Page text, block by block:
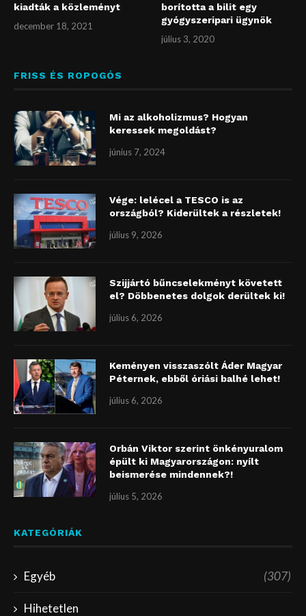
kiadták a közleményt
december 18, 2021
borította a bilit egy
gyógyszeripari ügynök
július 3, 2020
FRISS ÉS ROPOGÓS
Mi az alkoholizmus? Hogyan
keressek megoldást?
június 7, 2024
Vége: lelécel a TESCO is az
országból? Kiderültek a részletek!
július 9, 2026
Szijjártó bűncselekményt követett
el? Döbbenetes dolgok derültek ki!
július 6, 2026
Keményen visszaszólt Áder Magyar
Péternek, ebből óriási balhé lehet!
július 6, 2026
Orbán Viktor szerint önkényuralom
épült ki Magyarországon: nyílt
beismerése mindennek?!
július 5, 2026
KATEGÓRIÁK
Egyéb (307)
Hihetetlen